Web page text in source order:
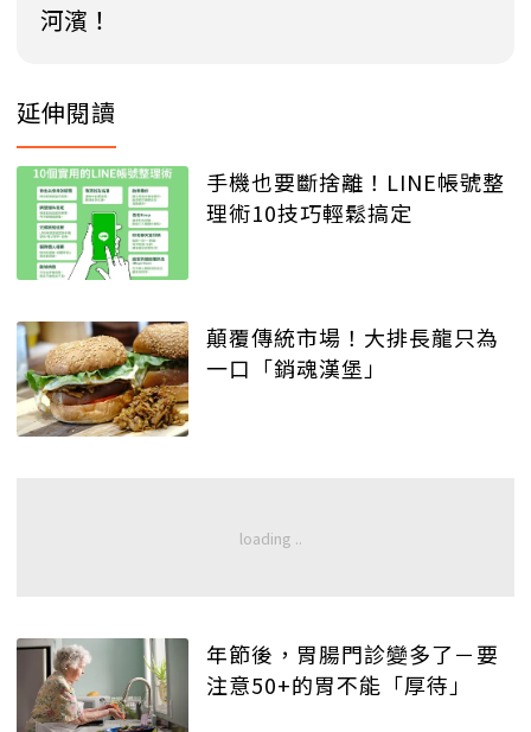
河濱！
延伸閱讀
手機也要斷捨離！LINE帳號整
理術10技巧輕鬆搞定
顛覆傳統市場！大排長龍只為
一口「銷魂漢堡」
年節後，胃腸門診變多了－要
注意50+的胃不能「厚待」